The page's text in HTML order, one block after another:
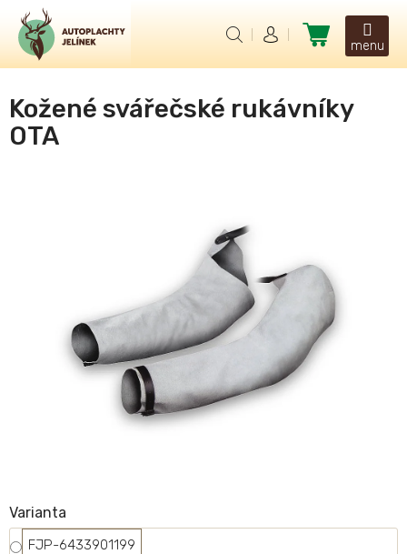
obsah
Nákupní
košík
Kožené svářečské rukávníky
OTA
Varianta
FJP-6433901199